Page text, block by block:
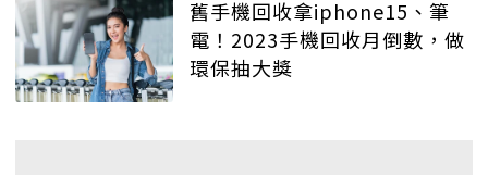
舊手機回收拿iphone15、筆
電！2023手機回收月倒數，做
環保抽大獎